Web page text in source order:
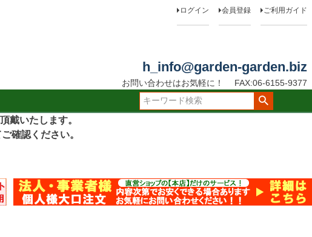
ログイン 会員登録 ご利用ガイド
h_info@garden-garden.biz
お問い合わせはお気軽に！
FAX:06-6155-9377
戴いたします。
認ください。